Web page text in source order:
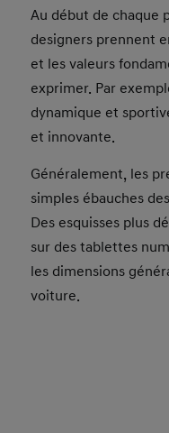
Au début de chaque
designers prennent
et les valeurs
exprimer. Par
dynamique et
et innovante.
Généralement, les
simples ébauches
Des esquisses plus
sur des tablettes
les dimensions
voiture.